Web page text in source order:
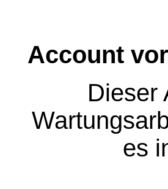
Account
Dieser
es